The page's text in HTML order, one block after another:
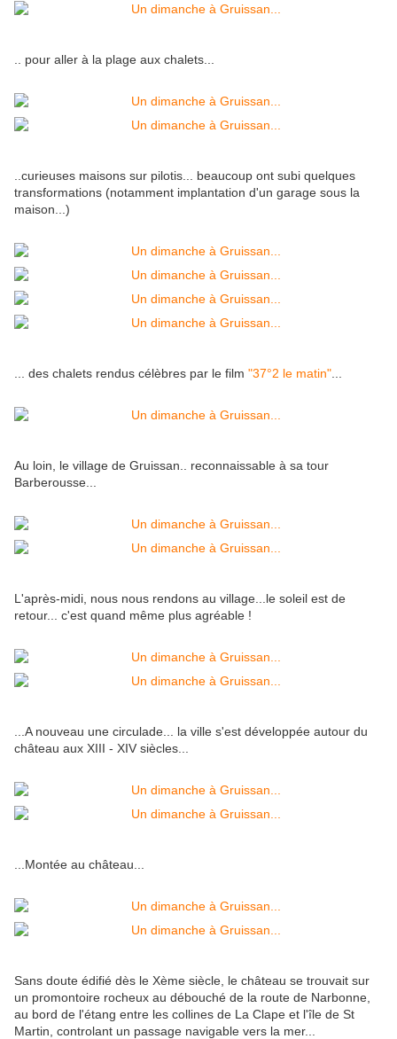
.. pour aller à la plage aux chalets...
..curieuses maisons sur pilotis... beaucoup ont subi quelques
transformations (notamment implantation d'un garage sous la
maison...)
... des chalets rendus célèbres par le film "37°2 le matin"
Au loin, le village de Gruissan.. reconnaissable à sa tour
Barberousse...
L'après-midi, nous nous rendons au village...le soleil est de
retour... c'est quand même plus agréable !
...A nouveau une circulade... la ville s'est développée autour du
château aux XIII - XIV siècles...
...Montée au château...
Sans doute édifié dès le Xème siècle, le château se trouvait sur
un promontoire rocheux au débouché de la route de Narbonne,
au bord de l'étang entre les collines de La Clape et l'île de St
Martin, controlant un passage navigable vers la mer...